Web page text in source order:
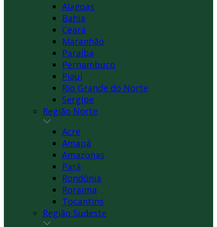
Alagoas
Bahia
Ceará
Maranhão
Paraíba
Pernambuco
Piauí
Rio Grande do Norte
Sergipe
Região Norte
Acre
Amapá
Amazonas
Pará
Rondônia
Roraima
Tocantins
Região Sudeste